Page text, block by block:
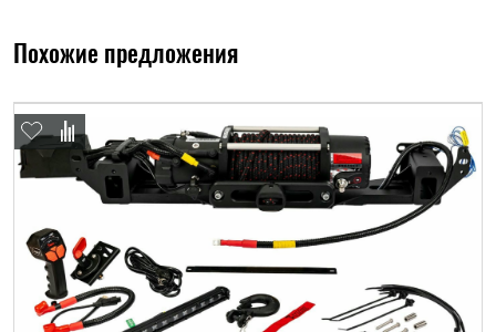
Похожие предложения